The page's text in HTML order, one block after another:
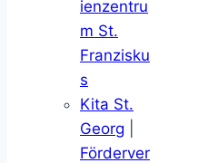
ienzentru
m St.
Franzisku
s
Kita St.
Georg
Förderver